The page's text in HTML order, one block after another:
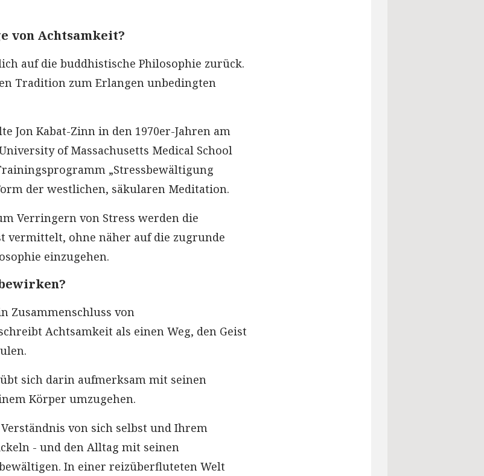
von Achtsamkeit?
auf die buddhistische Philosophie zurück.
Tradition zum Erlangen unbedingten
Jon Kabat-Zinn in den 1970er-Jahren am
of Massachusetts Medical School
„Stressbewältigung
der westlichen, säkularen Meditation.
Verringern von Stress werden die
vermittelt, ohne näher auf die zugrunde
einzugehen.
Zusammenschluss von
Achtsamkeit als einen Weg, den Geist
sich darin aufmerksam mit seinen
Körper umzugehen.
von sich selbst und Ihrem
- und den Alltag mit seinen
In einer reizüberfluteten Welt